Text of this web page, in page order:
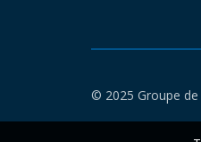
© 2025 Groupe